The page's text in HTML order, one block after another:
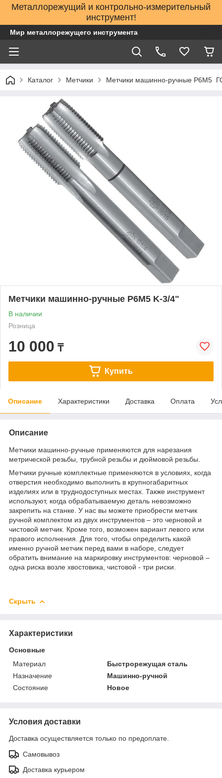
Металлорежущий и контрольно-измерительный
инструмент!
Мир металлорежущего инструмента
Каталог Метчики Метчики машинно-ручные Р6М5
Метчики машинно-ручные Р6М5 K-3/4"
В наличии
Розница
10 000 ₸
Купить
Описание Характеристики Доставка Оплата
Описание
Метчики машинно-ручные применяются для нарезания
метрической резьбы, трубной резьбы и дюймовой резьбы.
Метчики ручные комплектные применяются в условиях, когда
отверстия необходимо выполнить в крупногабаритных
изделиях или в труднодоступных местах. Также инструмент
используют, когда обрабатываемую деталь невозможно
закрепить на станке. У нас вы можете приобрести метчик
ручной комплектом из двух инструментов – это черновой и
чистовой метчик. Кроме того, возможен вариант левого или
правого исполнения. Для того, чтобы определить какой
именно ручной метчик перед вами в наборе, следует
обратить внимание на маркировку инструментов: черновой –
одна риска возле хвостовика, чистовой - три риски.
Скрыть
Характеристики
Основные
Материал
Быстрорежущая сталь
Назначение
Машинно-ручной
Состояние
Новое
Условия доставки
Доставка осуществляется только по предоплате.
Самовывоз
Доставка курьером